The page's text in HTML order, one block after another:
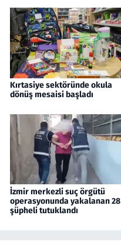
Kırtasiye sektöründe okula
dönüş mesaisi başladı
İzmir merkezli suç örgütü
operasyonunda yakalanan 28
şüpheli tutuklandı